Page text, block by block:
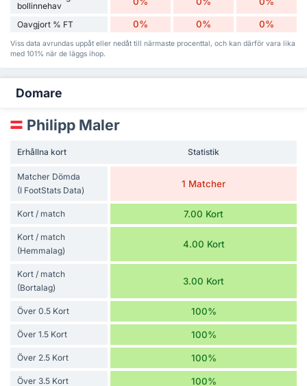
bollinnehav
Oavgjort % FT 0% 0% 0%
Viss data avrundas uppåt eller nedåt till närmaste procenttal, och kan därför vara lika
med 101% när de läggs ihop.
Domare
Philipp Maler
Erhållna kort Statistik
Matcher Dömda
(I FootStats Data)
1 Matcher
Kort / match 7.00 Kort
Kort / match
(Hemmalag)
4.00 Kort
Kort / match
(Bortalag)
3.00 Kort
Över 0.5 Kort 100%
Över 1.5 Kort 100%
Över 2.5 Kort 100%
Över 3.5 Kort 100%